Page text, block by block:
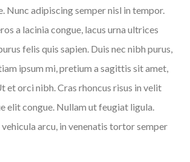
Nunc adipiscing semper nisl in tempor.
a lacinia congue, lacus urna ultrices
felis quis sapien. Duis nec nibh purus,
ipsum mi, pretium a sagittis sit amet,
et orci nibh. Cras rhoncus risus in velit
elit congue. Nullam ut feugiat ligula.
arcu, in venenatis tortor semper